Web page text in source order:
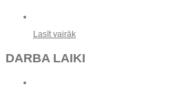
Lasīt vairāk
DARBA LAIKI